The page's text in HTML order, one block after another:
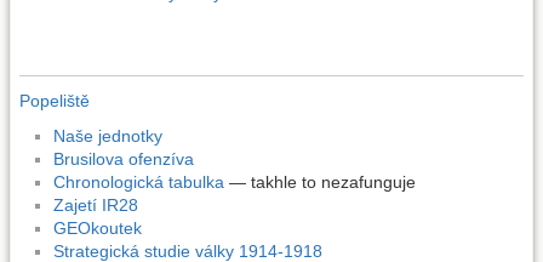
Popeliště
Naše jednotky
Brusilova ofenzíva
Chronologická tabulka — takhle to nezafunguje
Zajetí IR28
GEOkoutek
Strategická studie války 1914-1918